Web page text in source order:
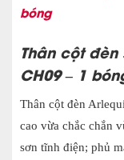
bóng
Thân cột đèn
CH09 – 1
Thân cột đèn
cao vừa chắc chắn
sơn tĩnh điện; phủ